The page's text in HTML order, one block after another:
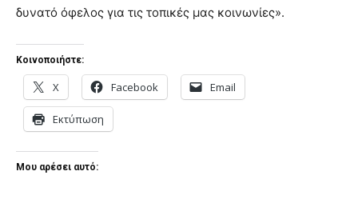
δυνατό όφελος για τις τοπικές μας κοινωνίες».
Κοινοποιήστε:
X Facebook Email
Εκτύπωση
Μου αρέσει αυτό: